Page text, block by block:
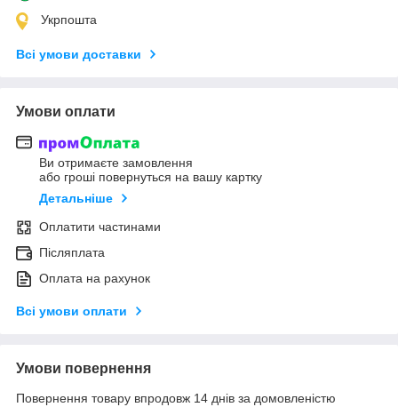
Укрпошта
Всі умови доставки
Умови оплати
Ви отримаєте замовлення
або гроші повернуться на вашу картку
Детальніше
Оплатити частинами
Післяплата
Оплата на рахунок
Всі умови оплати
Умови повернення
Повернення товару впродовж 14 днів за домовленістю